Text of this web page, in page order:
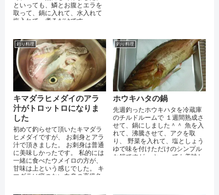
といっても、鱗とお腹とエラを
取って、鍋に入れて、水入れて
塩入れて、煮るだけです。 -------
釣り料理
キマダラヒメダイのアラ
汁がトロットロになりま
した
初めて釣らせて頂いたキマダラ
ヒメダイですが、 お刺身とアラ
汁で頂きました。 お刺身は普通
に美味しかったです。 私的には
一緒に食べたウメイロの方が、
甘味は上という感じでした。 キ
マダラは癖のない白身の高級魚
釣り料理
ホウキハタの鍋
先週釣ったホウキハタを冷蔵庫
のチルドルームで １週間熟成さ
せて、鍋にしました＾＾ 魚を入
れて、沸騰させて、アクを取
り、 野菜を入れて、塩としょう
ゆで味を付けただけのシンプル
な鍋ですが、 とーっても美味し